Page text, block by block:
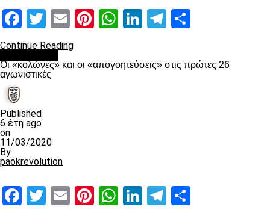
Facebook
Twitter
EmailPinterest
WhatsApp
LinkedIn
Telegram
Continue Reading
Οι «κολώνες» και οι «απογοητεύσεις» στις πρώτες 26
αγωνιστικές
Published
6 έτη ago
on
11/03/2020
By
paokrevolution
Facebook
Twitter
EmailPinterest
WhatsApp
LinkedIn
Telegram